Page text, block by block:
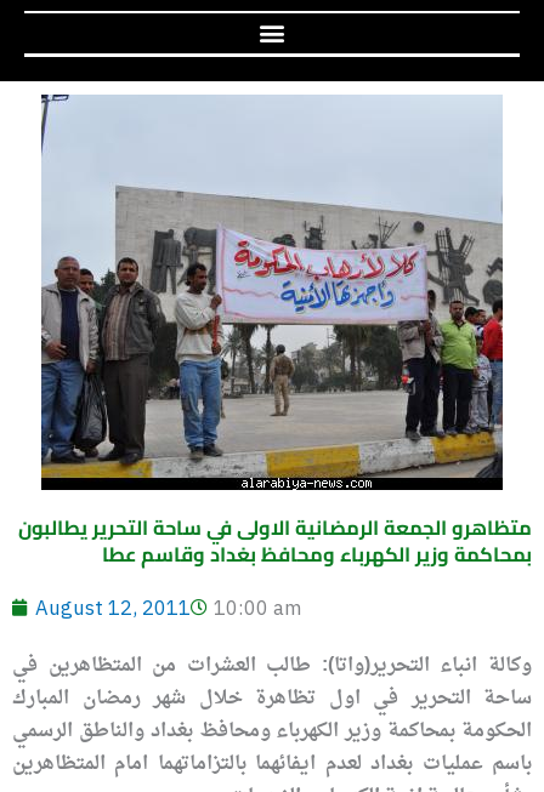
متظاهرو الجمعة الرمضانية الاولى في ساحة التحرير يطالبون
بمحاكمة وزير الكهرباء ومحافظ بغداد وقاسم عطا
August 12, 2011 10:00 am
وكالة انباء التحرير(واتا): طالب العشرات من المتظاهرين في
ساحة التحرير في اول تظاهرة خلال شهر رمضان المبارك
الحكومة بمحاكمة وزير الكهرباء ومحافظ بغداد والناطق الرسمي
باسم عمليات بغداد لعدم ايفائهما بالتزاماتهما امام المتظاهرين